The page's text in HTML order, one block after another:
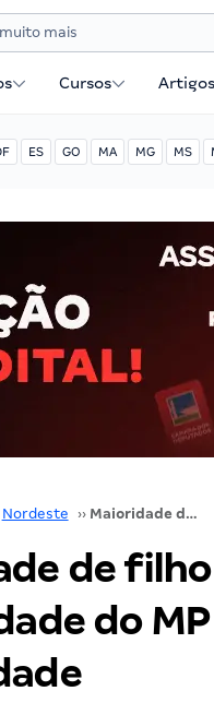
Cursos Artigos
ES GO MA MG MS
Nordeste ›› Maioridade de filho não retira legitimidade do MP em ação de paternidade
de
do